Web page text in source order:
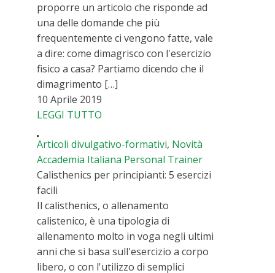
proporre un articolo che risponde ad
una delle domande che più
frequentemente ci vengono fatte, vale
a dire: come dimagrisco con l'esercizio
fisico a casa? Partiamo dicendo che il
dimagrimento […]
10 Aprile 2019
LEGGI TUTTO
Articoli divulgativo-formativi, Novità
Accademia Italiana Personal Trainer
Calisthenics per principianti: 5 esercizi
facili
Il calisthenics, o allenamento
calistenico, è una tipologia di
allenamento molto in voga negli ultimi
anni che si basa sull'esercizio a corpo
libero, o con l'utilizzo di semplici